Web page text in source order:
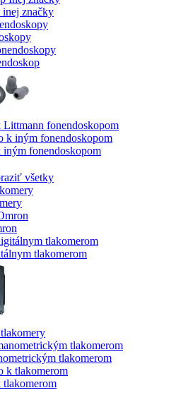
inej značky
Littmann fonendoskopom
iným fonendoskopom
všetky
tlakomerom
tlakomerom
tlakomerom